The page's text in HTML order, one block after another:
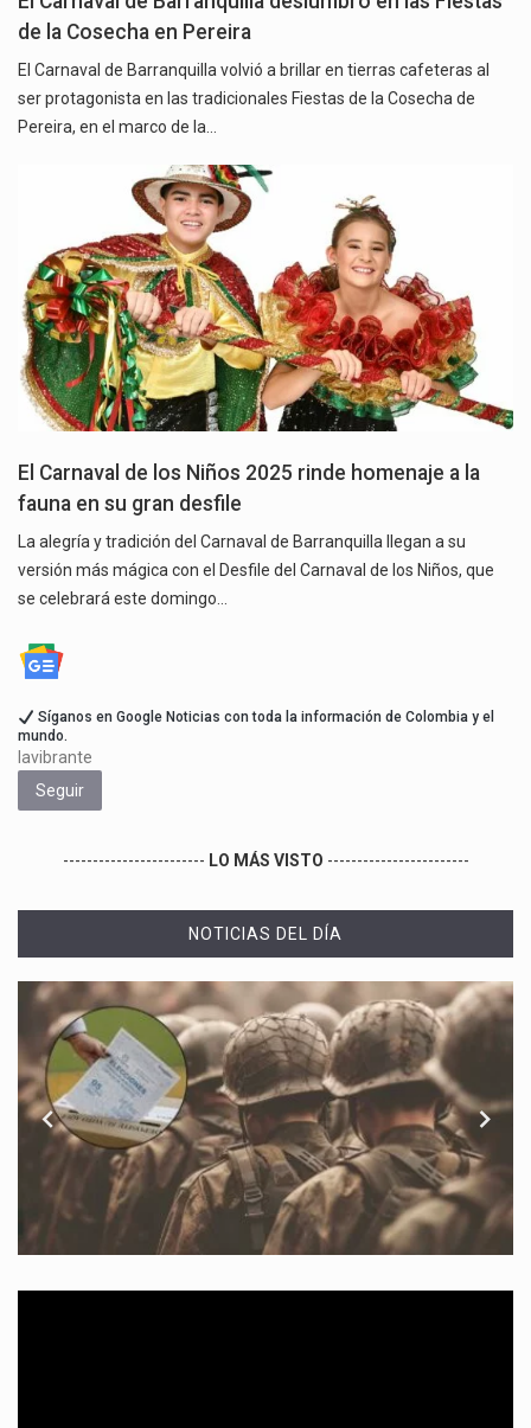
de la Cosecha en Pereira
El Carnaval de Barranquilla volvió a brillar en tierras cafeteras al
ser protagonista en las tradicionales Fiestas de la Cosecha de
Pereira, en el marco de la…
El Carnaval de los Niños 2025 rinde homenaje a la
fauna en su gran desfile
La alegría y tradición del Carnaval de Barranquilla llegan a su
versión más mágica con el Desfile del Carnaval de los Niños, que
se celebrará este domingo…
Síganos en Google Noticias con toda la información de Colombia y el
mundo.
lavibrante
Seguir
------------------------ LO MÁS VISTO ------------------------
NOTICIAS DEL DÍA